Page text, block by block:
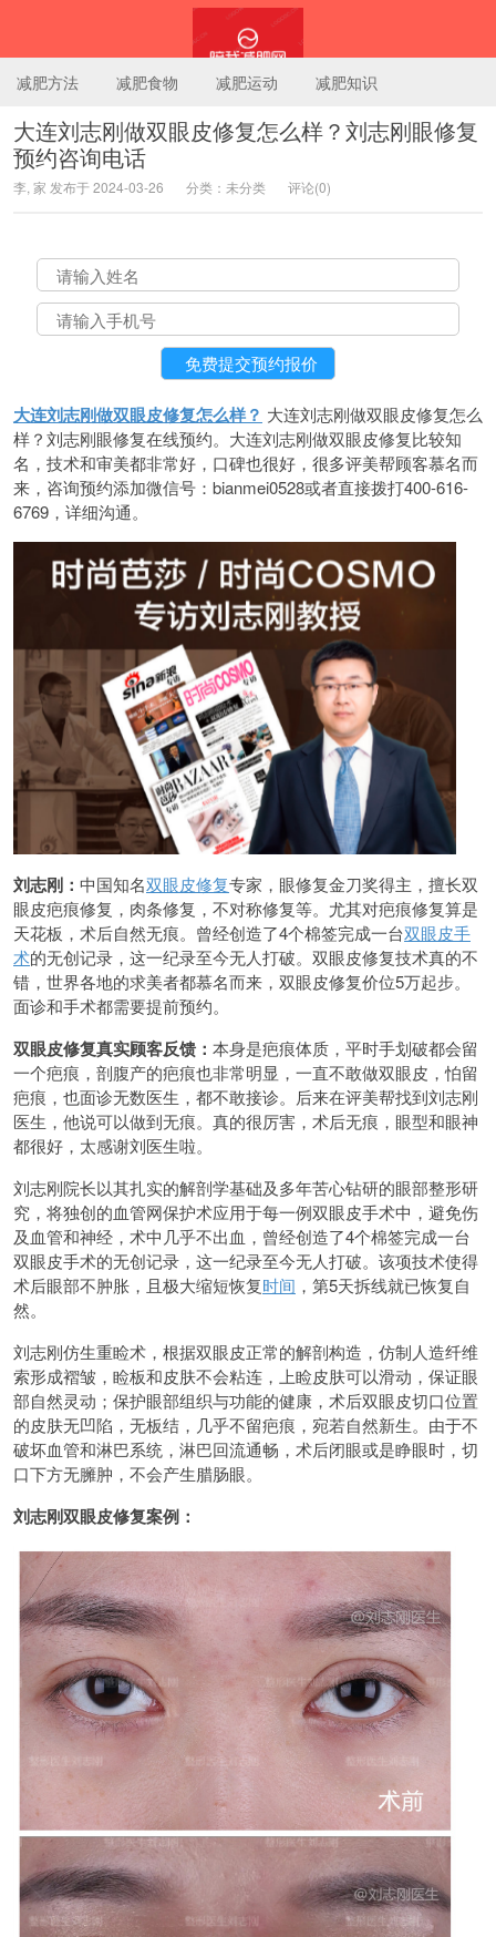
减肥方法 减肥食物 减肥运动 减肥知识
大连刘志刚做双眼皮修复怎么样？刘志刚眼修复
预约咨询电话
李, 家 发布于 2024-03-26 分类：未分类 评论(0)
大连刘志刚做双眼皮修复怎么样？ 大连刘志刚做双眼皮修复怎么
样？刘志刚眼修复在线预约。大连刘志刚做双眼皮修复比较知
名，技术和审美都非常好，口碑也很好，很多评美帮顾客慕名而
来，咨询预约添加微信号：bianmei0528或者直接拨打400-616-
6769，详细沟通。
刘志刚： 中国知名双眼皮修复专家，眼修复金刀奖得主，擅长双
眼皮疤痕修复，肉条修复，不对称修复等。尤其对疤痕修复算是
天花板，术后自然无痕。曾经创造了4个棉签完成一台双眼皮手
术的无创记录，这一纪录至今无人打破。双眼皮修复技术真的不
错，世界各地的求美者都慕名而来，双眼皮修复价位5万起步。
面诊和手术都需要提前预约。
双眼皮修复真实顾客反馈： 本身是疤痕体质，平时手划破都会留
一个疤痕，剖腹产的疤痕也非常明显，一直不敢做双眼皮，怕留
疤痕，也面诊无数医生，都不敢接诊。后来在评美帮找到刘志刚
医生，他说可以做到无痕。真的很厉害，术后无痕，眼型和眼神
都很好，太感谢刘医生啦。
刘志刚院长以其扎实的解剖学基础及多年苦心钻研的眼部整形研
究，将独创的血管网保护术应用于每一例双眼皮手术中，避免伤
及血管和神经，术中几乎不出血，曾经创造了4个棉签完成一台
双眼皮手术的无创记录，这一纪录至今无人打破。该项技术使得
术后眼部不肿胀，且极大缩短恢复时间 ，第5天拆线就已恢复自
然。
刘志刚仿生重睑术，根据双眼皮正常的解剖构造，仿制人造纤维
索形成褶皱，睑板和皮肤不会粘连，上睑皮肤可以滑动，保证眼
部自然灵动；保护眼部组织与功能的健康，术后双眼皮切口位置
的皮肤无凹陷，无板结，几乎不留疤痕，宛若自然新生。由于不
破坏血管和淋巴系统，淋巴回流通畅，术后闭眼或是睁眼时，切
口下方无臃肿，不会产生腊肠眼。
刘志刚双眼皮修复案例：